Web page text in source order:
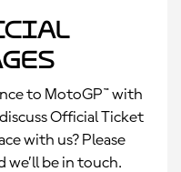
to MotoGP™ with
Official Ticket
with us? Please
be in touch.